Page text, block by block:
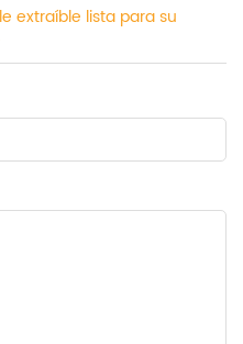
extraíble lista para su